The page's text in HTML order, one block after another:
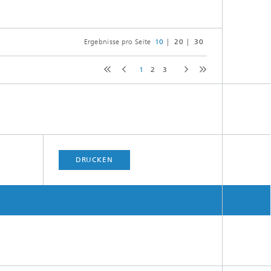
Ergebnisse pro Seite 10 20 30
1 2 3
DRUCKEN